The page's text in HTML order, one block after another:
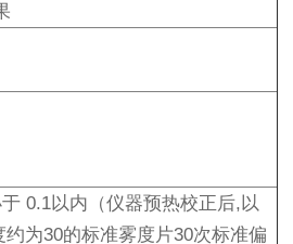
0.1以内（仪器预热校正后,以
为30的标准雾度片30次标准偏